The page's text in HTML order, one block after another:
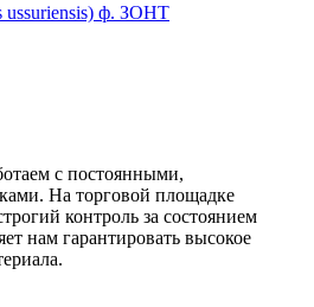
ussuriensis) ф. ЗОНТ
с постоянными,
На торговой площадке
контроль за состоянием
нам гарантировать высокое